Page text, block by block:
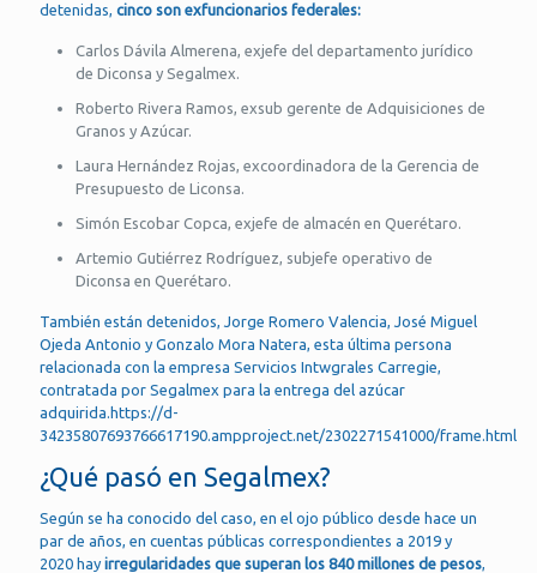
detenidas, cinco son exfuncionarios federales:
Carlos Dávila Almerena, exjefe del departamento jurídico
de Diconsa y Segalmex.
Roberto Rivera Ramos, exsub gerente de Adquisiciones de
Granos y Azúcar.
Laura Hernández Rojas, excoordinadora de la Gerencia de
Presupuesto de Liconsa.
Simón Escobar Copca, exjefe de almacén en Querétaro.
Artemio Gutiérrez Rodríguez, subjefe operativo de
Diconsa en Querétaro.
También están detenidos, Jorge Romero Valencia, José Miguel
Ojeda Antonio y Gonzalo Mora Natera, esta última persona
relacionada con la empresa Servicios Intwgrales Carregie,
contratada por Segalmex para la entrega del azúcar
adquirida.https://d-
34235807693766617190.ampproject.net/2302271541000/frame.html
¿Qué pasó en Segalmex?
Según se ha conocido del caso, en el ojo público desde hace un
par de años, en cuentas públicas correspondientes a 2019 y
2020 hay irregularidades que superan los 840 millones de pesos,